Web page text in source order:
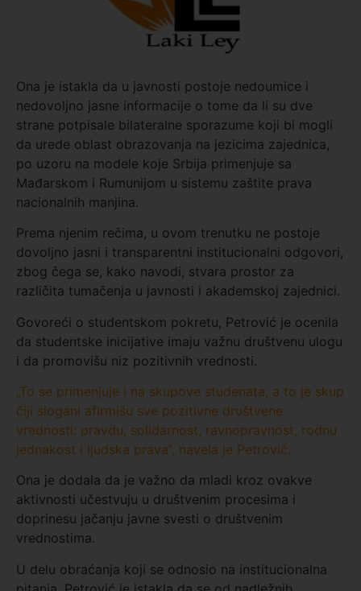
Ona je istakla da u javnosti postoje nedoumice i
nedovoljno jasne informacije o tome da li su dve
strane potpisale bilateralne sporazume koji bi mogli
da urede oblast obrazovanja na jezicima zajednica,
po uzoru na modele koje Srbija primenjuje sa
Mađarskom i Rumunijom u sistemu zaštite prava
nacionalnih manjina.
Prema njenim rečima, u ovom trenutku ne postoje
dovoljno jasni i transparentni institucionalni odgovori,
zbog čega se, kako navodi, stvara prostor za
različita tumačenja u javnosti i akademskoj zajednici.
Govoreći o studentskom pokretu, Petrović je ocenila
da studentske inicijative imaju važnu društvenu ulogu
i da promovišu niz pozitivnih vrednosti.
„To se primenjuje i na skupove studenata, a to je skup
čiji slogani afirmišu sve pozitivne društvene
vrednosti: pravdu, solidarnost, ravnopravnost, rodnu
jednakost i ljudska prava“, navela je Petrović.
Ona je dodala da je važno da mladi kroz ovakve
aktivnosti učestvuju u društvenim procesima i
doprinesu jačanju javne svesti o društvenim
vrednostima.
U delu obraćanja koji se odnosio na institucionalna